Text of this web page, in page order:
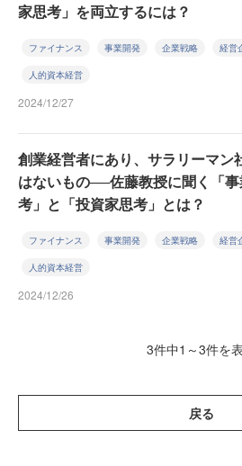
家思考」を両立するには？
ファイナンス 事業開発 企業戦略 経営
人的資本経営
2024/12/27
創業経営者にあり、サラリーマン
はないもの──佐藤教授に聞く「
考」と「投資家思考」とは？
ファイナンス 事業開発 企業戦略 経営
人的資本経営
2024/12/26
3件中1～3件を
戻る